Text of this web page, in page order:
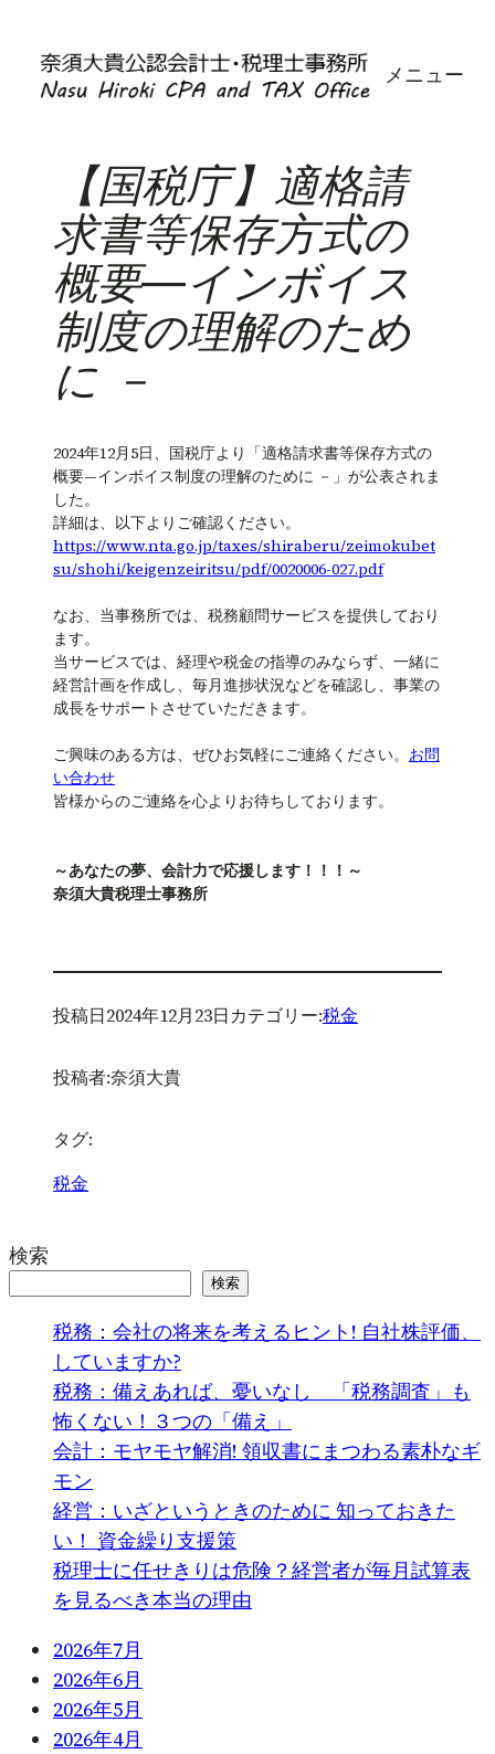
メニュー
【国税庁】適格請
求書等保存方式の
概要―インボイス
制度の理解のため
に －
2024年12月5日、国税庁より「適格請求書等保存方式の
概要―インボイス制度の理解のために －」が公表されま
した。
詳細は、以下よりご確認ください。
https://www.nta.go.jp/taxes/shiraberu/zeimokubet
su/shohi/keigenzeiritsu/pdf/0020006-027.pdf
なお、当事務所では、税務顧問サービスを提供しており
ます。
当サービスでは、経理や税金の指導のみならず、一緒に
経営計画を作成し、毎月進捗状況などを確認し、事業の
成長をサポートさせていただきます。
ご興味のある方は、ぜひお気軽にご連絡ください。 お問
い合わせ
皆様からのご連絡を心よりお待ちしております。
～あなたの夢、会計力で応援します！！！～
奈須大貴税理士事務所
投稿日2024年12月23日カテゴリー:税金
投稿者:奈須大貴
タグ:
税金
検索
検索
税務：会社の将来を考えるヒント! 自社株評価、
していますか?
税務：備えあれば、憂いなし 「税務調査」も
怖くない！３つの「備え」
会計：モヤモヤ解消! 領収書にまつわる素朴なギ
モン
経営：いざというときのために 知っておきた
い！ 資金繰り支援策
税理士に任せきりは危険？経営者が毎月試算表
を見るべき本当の理由
2026年7月
2026年6月
2026年5月
2026年4月